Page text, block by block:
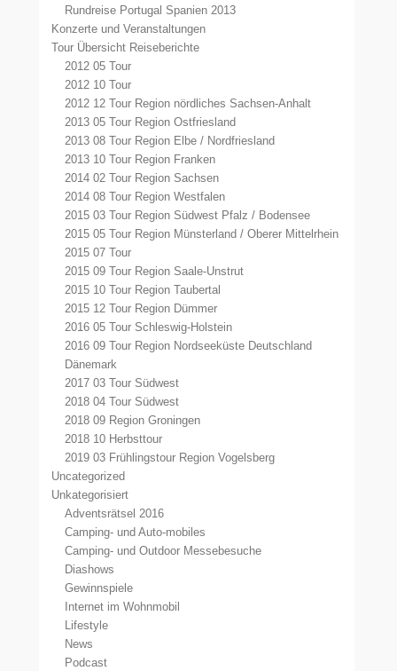
Rundreise Portugal Spanien 2013
Konzerte und Veranstaltungen
Tour Übersicht Reiseberichte
2012 05 Tour
2012 10 Tour
2012 12 Tour Region nördliches Sachsen-Anhalt
2013 05 Tour Region Ostfriesland
2013 08 Tour Region Elbe / Nordfriesland
2013 10 Tour Region Franken
2014 02 Tour Region Sachsen
2014 08 Tour Region Westfalen
2015 03 Tour Region Südwest Pfalz / Bodensee
2015 05 Tour Region Münsterland / Oberer Mittelrhein
2015 07 Tour
2015 09 Tour Region Saale-Unstrut
2015 10 Tour Region Taubertal
2015 12 Tour Region Dümmer
2016 05 Tour Schleswig-Holstein
2016 09 Tour Region Nordseeküste Deutschland
Dänemark
2017 03 Tour Südwest
2018 04 Tour Südwest
2018 09 Region Groningen
2018 10 Herbsttour
2019 03 Frühlingstour Region Vogelsberg
Uncategorized
Unkategorisiert
Adventsrätsel 2016
Camping- und Auto-mobiles
Camping- und Outdoor Messebesuche
Diashows
Gewinnspiele
Internet im Wohnmobil
Lifestyle
News
Podcast